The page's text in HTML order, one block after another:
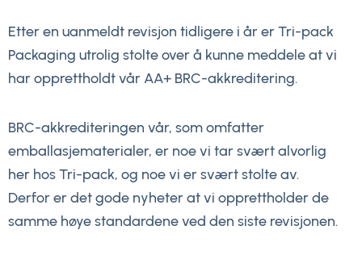
Etter en uanmeldt revisjon tidligere i år er Tri-pack
Packaging utrolig stolte over å kunne meddele at vi
har opprettholdt vår AA+ BRC-akkreditering.
BRC-akkrediteringen vår, som omfatter
emballasjematerialer, er noe vi tar svært alvorlig
her hos Tri-pack, og noe vi er svært stolte av.
Derfor er det gode nyheter at vi opprettholder de
samme høye standardene ved den siste revisjonen.